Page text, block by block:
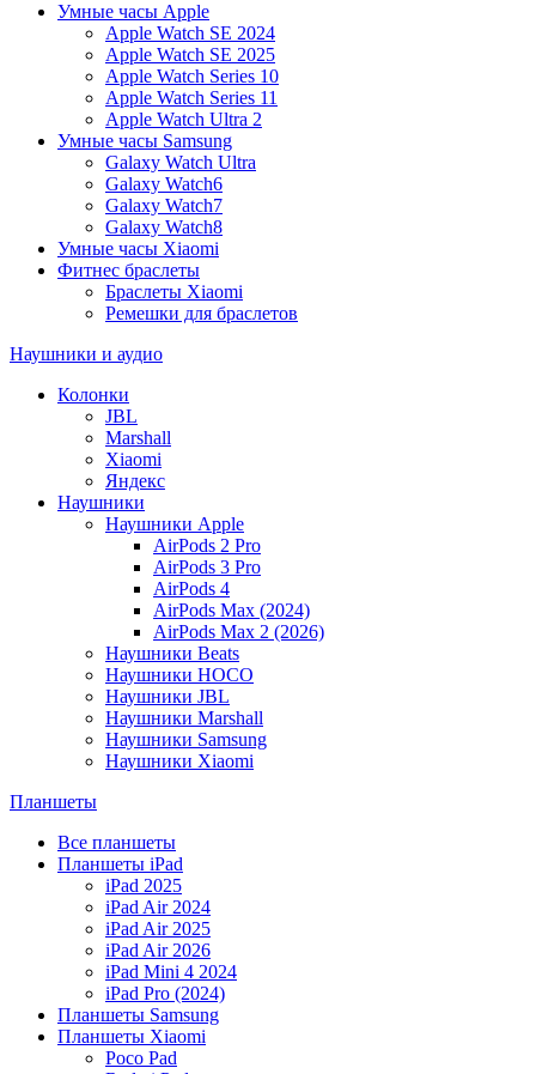
Умные часы Apple
Apple Watch SE 2024
Apple Watch SE 2025
Apple Watch Series 10
Apple Watch Series 11
Apple Watch Ultra 2
Умные часы Samsung
Galaxy Watch Ultra
Galaxy Watch6
Galaxy Watch7
Galaxy Watch8
Умные часы Xiaomi
Фитнес браслеты
Браслеты Xiaomi
Ремешки для браслетов
Наушники и аудио
Колонки
JBL
Marshall
Xiaomi
Яндекс
Наушники
Наушники Apple
AirPods 2 Pro
AirPods 3 Pro
AirPods 4
AirPods Max (2024)
AirPods Max 2 (2026)
Наушники Beats
Наушники HOCO
Наушники JBL
Наушники Marshall
Наушники Samsung
Наушники Xiaomi
Планшеты
Все планшеты
Планшеты iPad
iPad 2025
iPad Air 2024
iPad Air 2025
iPad Air 2026
iPad Mini 4 2024
iPad Pro (2024)
Планшеты Samsung
Планшеты Xiaomi
Poco Pad